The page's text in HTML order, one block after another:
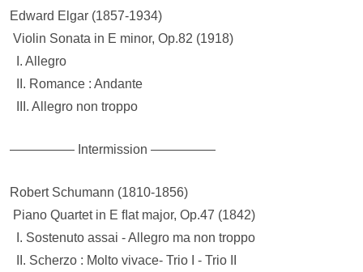
Edward Elgar (1857-1934)
Violin Sonata in E minor, Op.82 (1918)
I. Allegro
II. Romance : Andante
III. Allegro non troppo
————— Intermission —————
Robert Schumann (1810-1856)
Piano Quartet in E ﬂat major, Op.47 (1842)
I. Sostenuto assai - Allegro ma non troppo
II. Scherzo : Molto vivace- Trio I - Trio II